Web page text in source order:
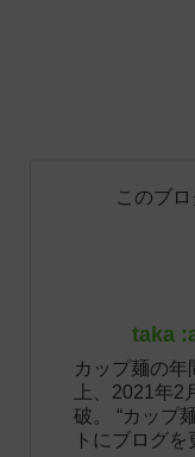
このブ
taka
カップ麺の年
上、2021年
破。 “カップ
トにブログを